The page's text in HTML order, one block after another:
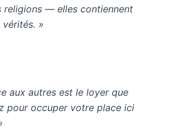
religions — elles contiennent
»
aux autres est le loyer que
pour occuper votre place ici